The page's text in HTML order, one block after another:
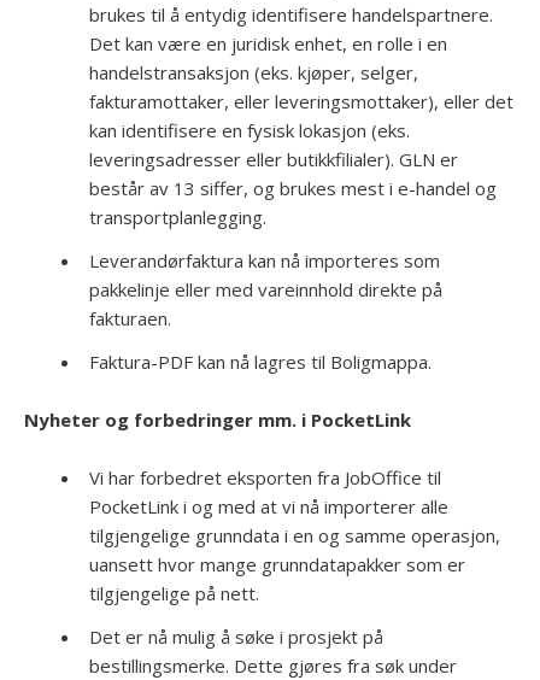
brukes til å entydig identifisere handelspartnere.
Det kan være en juridisk enhet, en rolle i en
handelstransaksjon (eks. kjøper, selger,
fakturamottaker, eller leveringsmottaker), eller det
kan identifisere en fysisk lokasjon (eks.
leveringsadresser eller butikkfilialer). GLN er
består av 13 siffer, og brukes mest i e-handel og
transportplanlegging.
Leverandørfaktura kan nå importeres som
pakkelinje eller med vareinnhold direkte på
fakturaen.
Faktura-PDF kan nå lagres til Boligmappa.
Nyheter og forbedringer mm. i PocketLink
Vi har forbedret eksporten fra JobOffice til
PocketLink i og med at vi nå importerer alle
tilgjengelige grunndata i en og samme operasjon,
uansett hvor mange grunndatapakker som er
tilgjengelige på nett.
Det er nå mulig å søke i prosjekt på
bestillingsmerke. Dette gjøres fra søk under